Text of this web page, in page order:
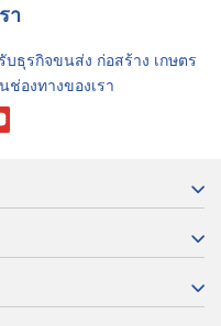
า
ธุรกิจขนส่ง ก่อสร้าง เกษตร
องทางของเรา